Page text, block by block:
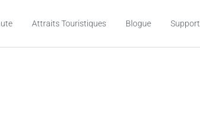
Attraits Touristiques Blogue Support